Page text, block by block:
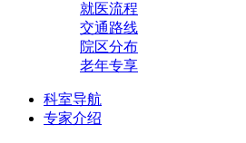
就医流程
交通路线
院区分布
老年专享
科室导航
专家介绍